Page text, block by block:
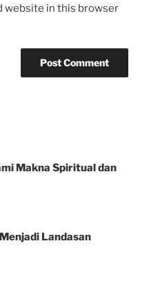
website in this browser
Makna Spiritual dan
Landasan